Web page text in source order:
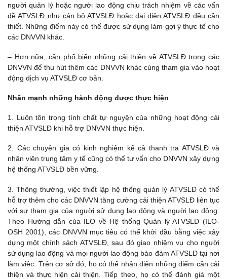
người quản lý hoặc người lao động chịu trách nhiệm về các vấn
đề ATVSLĐ như cán bộ ATVSLĐ hoặc đại diện ATVSLĐ đều cần
thiết. Những điểm này có thể được sử dụng làm gợi ý thực tế cho
các DNVVN khác.
– Hơn nữa, cần phổ biến những cải thiện về ATVSLĐ trong các
DNVVN để thu hút thêm các DNVVN khác cùng tham gia vào hoạt
động dịch vụ ATVSLĐ cơ bản.
Nhấn mạnh những hành động được thực hiện
1. Luôn tôn trọng tính chất tự nguyện của những hoạt động cải
thiện ATVSLĐ khi hỗ trợ DNVVN thực hiện.
2. Các chuyên gia có kinh nghiệm kể cả thanh tra ATVSLĐ và
nhân viên trung tâm y tế cũng có thể tư vấn cho DNVVN xây dựng
hệ thống ATVSLĐ bền vững.
3. Thông thường, việc thiết lập hệ thống quản lý ATVSLĐ có thể
hỗ trợ thêm cho các DNVVN tăng cường cải thiện ATVSLĐ liên tục
với sự tham gia của người sử dụng lao động và người lao động.
Theo Hướng dẫn của ILO về Hệ thống Quản lý ATVSLĐ (ILO-
OSH 2001), các DNVVN mục tiêu có thể khởi đầu bằng việc xây
dựng một chính sách ATVSLĐ, sau đó giao nhiệm vụ cho người
sử dụng lao động và mọi người lao động bảo đảm ATVSLĐ tại nơi
làm việc. Trên cơ sở đó, họ có thể nhận diện những điểm cần cải
thiện và thực hiện cải thiện. Tiếp theo, họ có thể đánh giá một